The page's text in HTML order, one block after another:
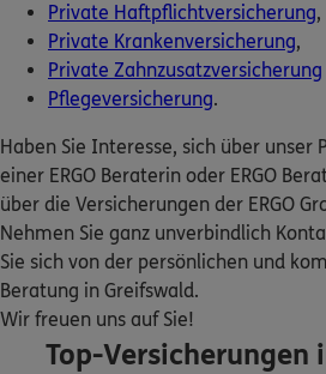
Jacobiturmstr. 32,18439
Homepage besuchen
Thomas Buchholz
Karl-Marx-Str. 15,18465
Homepage besuchen
5/5
Arite Siedler
Am See 8,17089
Homepage besuchen
Private Haftpflichtversicherung,
Private Krankenversicherung,
Private Zahnzusatzversicherung
Pflegeversicherung.
Haben Sie Interesse, sich über unser
einer ERGO Beraterin oder ERGO
über die Versicherungen der ERGO
Nehmen Sie ganz unverbindlich
Sie sich von der persönlichen und
Beratung in Greifswald.
Wir freuen uns auf Sie!
Top-Versicherungen